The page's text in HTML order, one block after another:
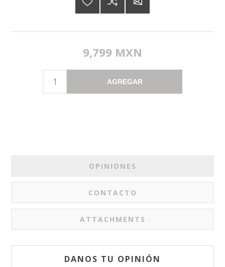
9,799 MXN
AGREGAR
OPINIONES
CONTACTO
ATTACHMENTS
DANOS TU OPINIÓN